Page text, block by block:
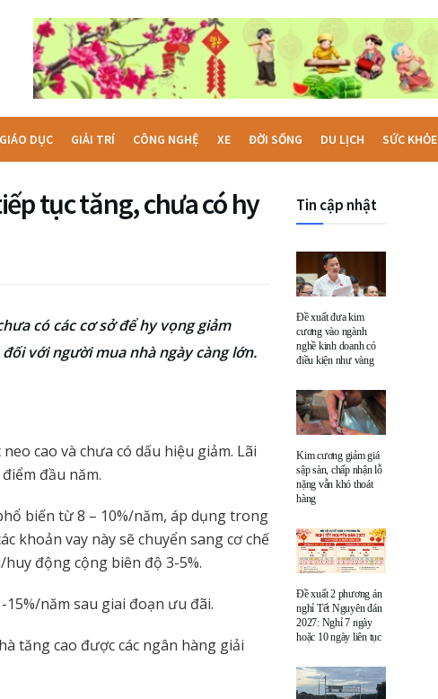
GIÁO DỤC GIẢI TRÍ CÔNG NGHỆ XE ĐỜI SỐNG DU LỊCH SỨC KHỎE
tục tăng, chưa có hy
có các cơ sở để hy vọng giảm
với người mua nhà ngày càng lớn.
cao và chưa có dấu hiệu giảm. Lãi
đầu năm.
biến từ 8 – 10%/năm, áp dụng trong
khoản vay này sẽ chuyển sang cơ chế
động cộng biên độ 3-5%.
năm sau giai đoạn ưu đãi.
tăng cao được các ngân hàng giải
Tin cập nhật
Đề xuất đưa kim
cương vào ngành
nghề kinh doanh có
điều kiện như vàng
Kim cương giảm giá
sập sàn, chấp nhận lỗ
nặng vẫn khó thoát
hàng
Đề xuất 2 phương án
nghỉ Tết Nguyên đán
2027: Nghỉ 7 ngày
hoặc 10 ngày liên tục